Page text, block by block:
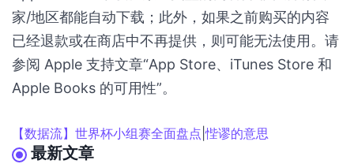
家/地区都能自动下载；此外，如果之前购买的内容
已经退款或在商店中不再提供，则可能无法使用。请
参阅 Apple 支持文章“App Store、iTunes Store 和
Apple Books 的可用性”。
【数据流】世界杯小组赛全面盘点 |悂谬的意思
最新文章